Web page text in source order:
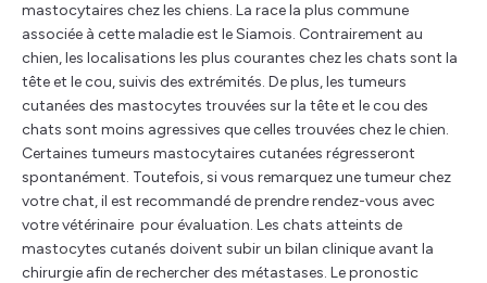
mastocytaires chez les chiens. La race la plus commune
associée à cette maladie est le Siamois. Contrairement au
chien, les localisations les plus courantes chez les chats sont la
tête et le cou, suivis des extrémités. De plus, les tumeurs
cutanées des mastocytes trouvées sur la tête et le cou des
chats sont moins agressives que celles trouvées chez le chien.
Certaines tumeurs mastocytaires cutanées régresseront
spontanément. Toutefois, si vous remarquez une tumeur chez
votre chat, il est recommandé de prendre rendez-vous avec
votre vétérinaire pour évaluation. Les chats atteints de
mastocytes cutanés doivent subir un bilan clinique avant la
chirurgie afin de rechercher des métastases. Le pronostic